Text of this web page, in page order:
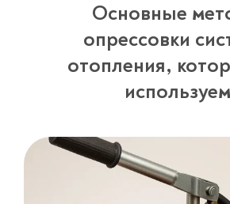
Основные
опрессовки
отопления,
используем